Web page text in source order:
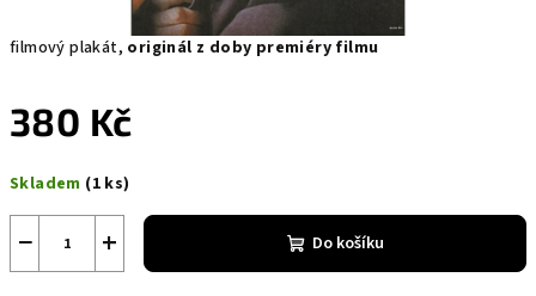
filmový plakát, originál z doby premiéry filmu
380 Kč
cena:
Skladem (1 ks)
+
− Do košíku